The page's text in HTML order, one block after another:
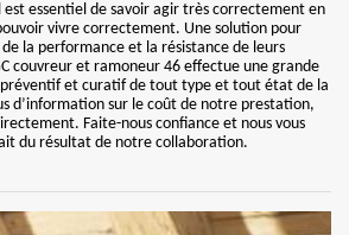
est essentiel de savoir agir très correctement en
vivre correctement. Une solution pour
la performance et la résistance de leurs
couvreur et ramoneur 46 effectue une grande
et curatif de tout type et tout état de la
d’information sur le coût de notre prestation,
Faite-nous confiance et nous vous
du résultat de notre collaboration.